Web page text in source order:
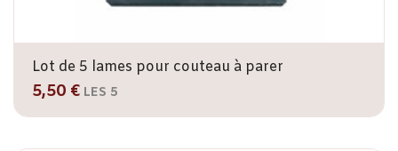
Lot de 5 lames pour couteau à parer
5,50 € LES 5